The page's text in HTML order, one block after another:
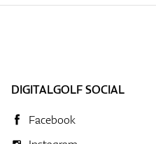
DIGITALGOLF SOCIAL
Facebook